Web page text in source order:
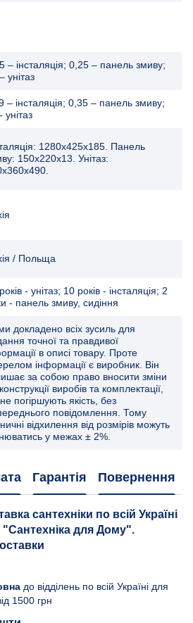
– інсталяція; 0,25 – панель змиву;
унітаз
– інсталяція; 0,35 – панель змиву;
унітаз
1280х425х185. Панель
150x220x13. Унітаз:
/ Польща
- унітаз; 10 років - інсталяція; 2
- панель змиву, сидіння
докладено всіх зусиль для
точної та правдивої
в описі товару. Проте
інформації є виробник. Він
за собою право вносити зміни
виробів та комплектації,
не погіршують якість, без
повідомлення. Тому
відхилення від розмірів можуть
у межах ± 2%.
Гарантія Повернення
до відділень по всій Україні для
1500 грн